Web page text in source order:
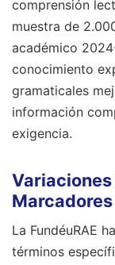
comprensión
muestra de
académico
conocimiento
gramaticales
información
exigencia.
Variaciones
Marcadores
La FundéuRAE
términos